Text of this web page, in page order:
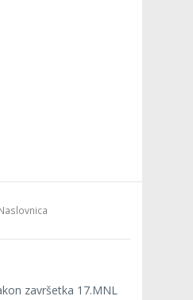
završetka 17.MNL